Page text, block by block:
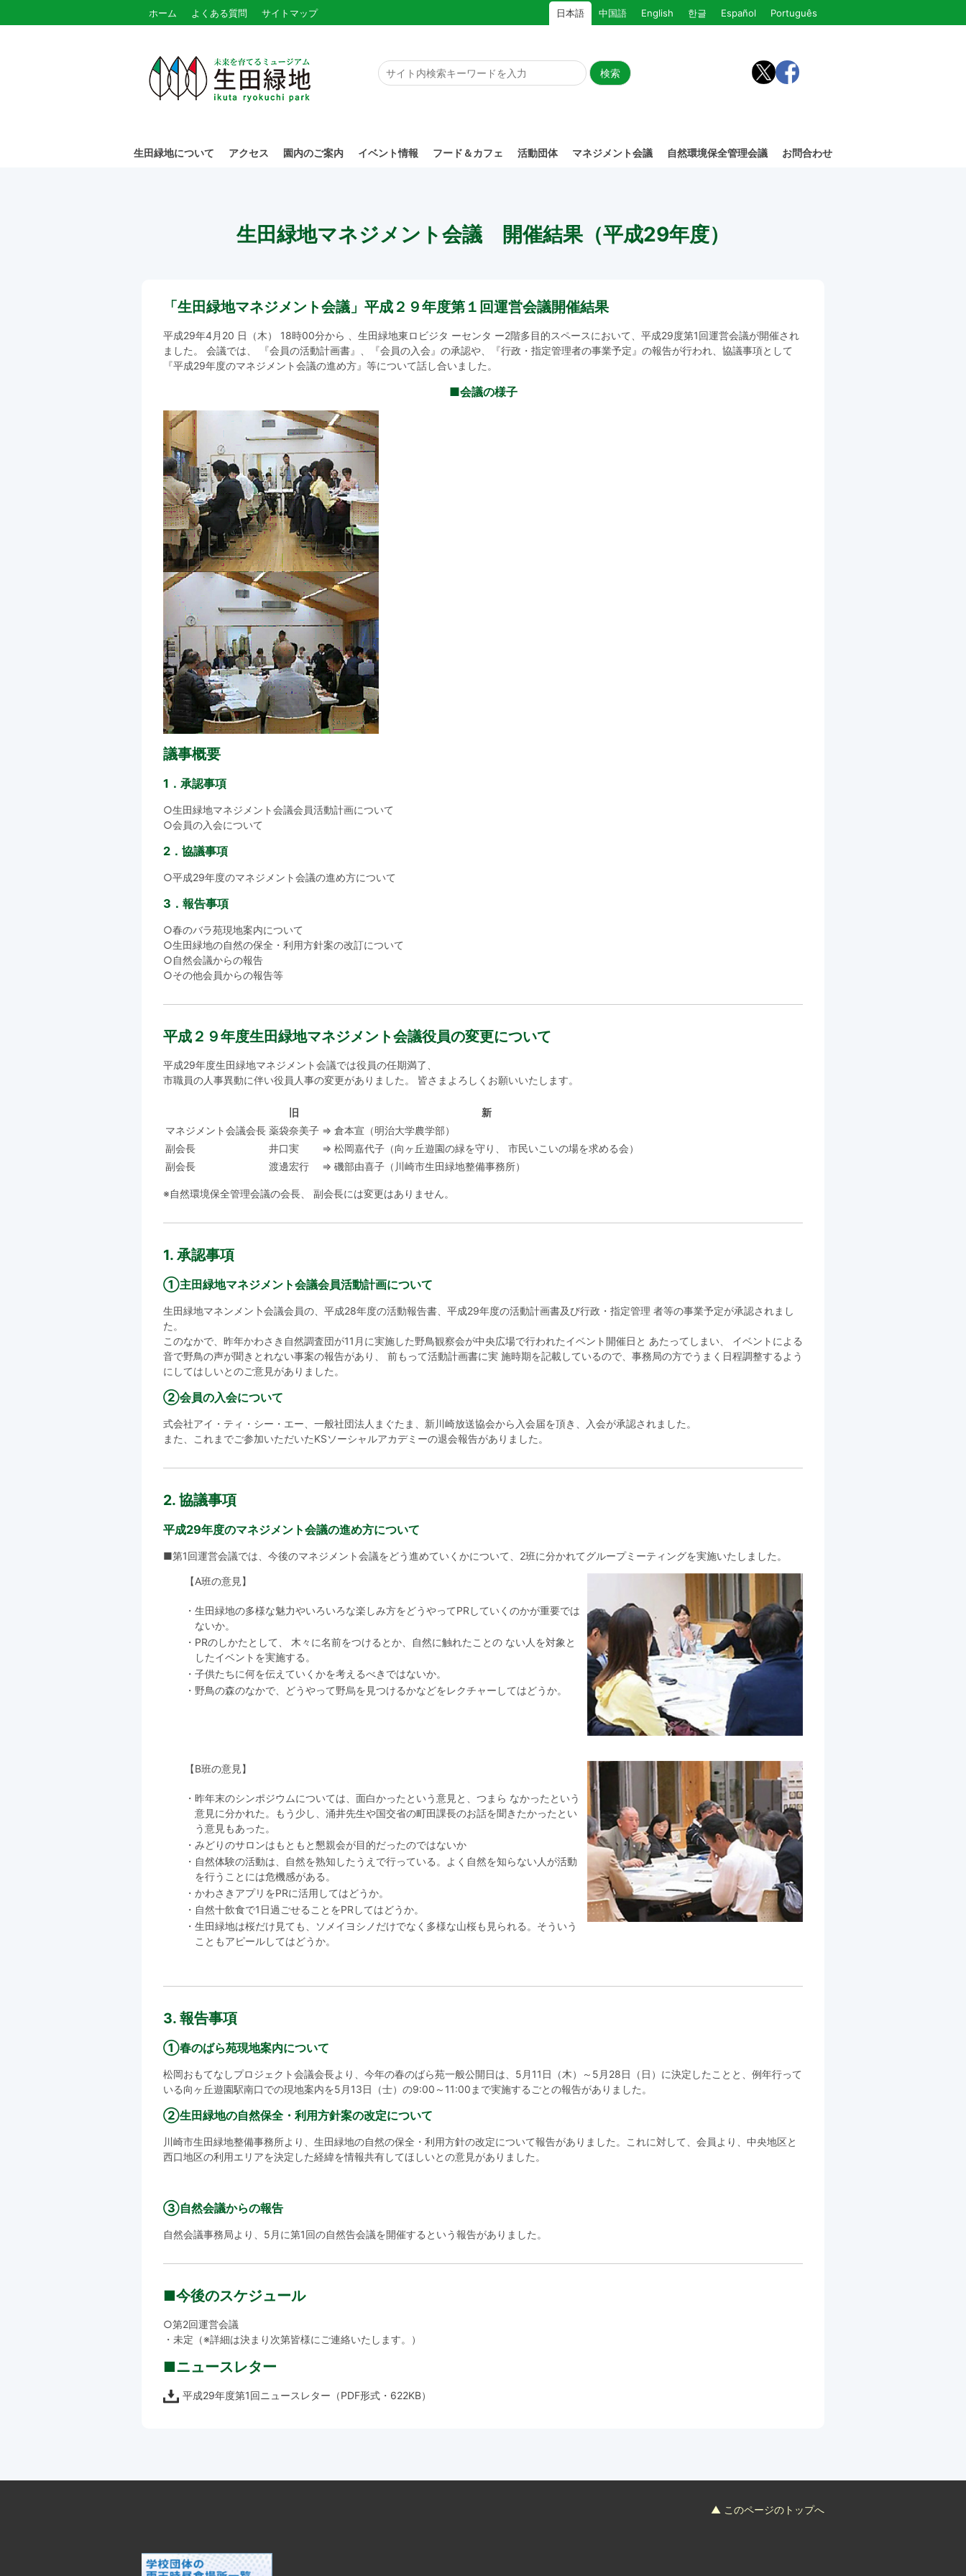
ホーム よくある質問 サイトマップ 日本語 中国語 English 한글 Español Português
生田緑地について アクセス 園内のご案内 イベント情報 フード＆カフェ 活動団体 マネジメント会議 自然環境保全管理会議 お問合わせ
生田緑地マネジメント会議 開催結果（平成29年度）
「生田緑地マネジメント会議」平成２９年度第１回運営会議開催結果
平成29年4月20 日（木） 18時00分から 、生田緑地東ロビジタ ーセンタ ー2階多目的スペースにおいて、平成29度第1回運営会議が開催され
ました。 会議では、 『会員の活動計画書』、『会員の入会』の承認や、『行政・指定管理者の事業予定』の報告が行われ、協議事項として
『平成29年度のマネジメント会議の進め方』等について話し合いました。
■会議の様子
議事概要
1．承認事項
○生田緑地マネジメント会議会員活動計画について
○会員の入会について
2．協議事項
○平成29年度のマネジメント会議の進め方について
3．報告事項
○春のバラ苑現地案内について
○生田緑地の自然の保全・利用方針案の改訂について
○自然会議からの報告
○その他会員からの報告等
平成２９年度生田緑地マネジメント会議役員の変更について
平成29年度生田緑地マネジメント会議では役員の任期満了、
市職員の人事異動に伴い役員人事の変更がありました。 皆さまよろしくお願いいたします。
旧
新
マネジメント会議会長 薬袋奈美子 ⇒ 倉本宣（明治大学農学部）
副会長
井口実 ⇒ 松岡嘉代子（向ヶ丘遊園の緑を守り、 市民いこいの場を求める会）
副会長
渡邊宏行 ⇒ 磯部由喜子（川崎市生田緑地整備事務所）
※自然環境保全管理会議の会長、 副会長には変更はありません。
1. 承認事項
①主田緑地マネジメント会議会員活動計画について
生田緑地マネンメン卜会議会員の、平成28年度の活動報告書、平成29年度の活動計画書及び行政・指定管理 者等の事業予定が承認されまし
た。
このなかで、昨年かわさき自然調査団が11月に実施した野鳥観察会が中央広場で行われたイベント開催日と あたってしまい、 イベントによる
音で野鳥の声が聞きとれない事案の報告があり、 前もって活動計画書に実 施時期を記載しているので、事務局の方でうまく日程調整するよう
にしてはしいとのご意見がありました。
②会員の入会について
式会社アイ・ティ・シー・エー、一般社団法人まぐたま、新川崎放送協会から入会届を頂き、入会が承認されました。
また、これまでご参加いただいたKSソーシャルアカデミーの退会報告がありました。
2. 協議事項
平成29年度のマネジメント会議の進め方について
■第1回運営会議では、今後のマネジメント会議をどう進めていくかについて、2班に分かれてグループミーティングを実施いたしました。
【A班の意見】
生田緑地の多様な魅力やいろいろな楽しみ方をどうやってPRしていくのかが重要では
ないか。
PRのしかたとして、 木々に名前をつけるとか、自然に触れたことの ない人を対象と
したイベントを実施する。
子供たちに何を伝えていくかを考えるべきではないか。
野鳥の森のなかで、どうやって野烏を見つけるかなどをレクチャーしてはどうか。
【B班の意見】
昨年末のシンポジウムについては、面白かったという意見と、つまら なかったという
意見に分かれた。もう少し、涌井先生や国交省の町田課長のお話を聞きたかったとい
う意見もあった。
みどりのサロンはもともと懇親会が目的だったのではないか
自然体験の活動は、自然を熟知したうえで行っている。よく自然を知らない人が活動
を行うことには危機感がある。
かわさきアプリをPRに活用してはどうか。
自然十飲食で1日過ごせることをPRしてはどうか。
生田緑地は桜だけ見ても、ソメイヨシノだけでなく多様な山桜も見られる。そういう
こともアピールしてはどうか。
3. 報告事項
①春のばら苑現地案内について
松岡おもてなしプロジェクト会議会長より、今年の春のばら苑一般公開日は、5月11日（木）～5月28日（日）に決定したことと、例年行って
いる向ヶ丘遊園駅南口での現地案内を5月13日（士）の9:00～11:00まで実施するごとの報告がありました。
②生田緑地の自然保全・利用方針案の改定について
川崎市生田緑地整備事務所より、生田緑地の自然の保全・利用方針の改定について報告がありました。これに対して、会員より、中央地区と
西口地区の利用エリアを決定した経緯を情報共有してほしいとの意見がありました。
③自然会議からの報告
自然会議事務局より、5月に第1回の自然告会議を開催するという報告がありました。
■今後のスケジュール
○第2回運営会議
・未定（※詳細は決まり次第皆様にご連絡いたします。）
■ニュースレター
平成29年度第1回ニュースレター（PDF形式・622KB）
▲ このページのトップへ